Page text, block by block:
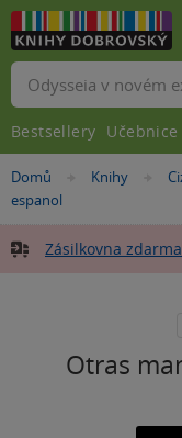
Nacházíte
se
Domů »
Knihy »
espanol
Zásilkovna
Otras
Vyhledávání
Bestsellery Učebnice